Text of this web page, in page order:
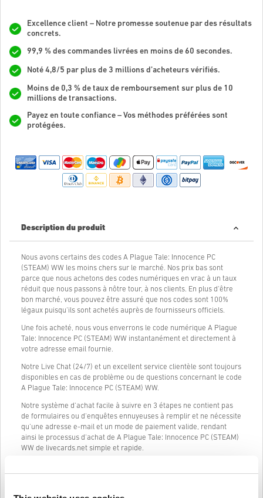
Excellence client – Notre promesse soutenue par des résultats
concrets.
99,9 % des commandes livrées en moins de 60 secondes.
Noté 4,8/5 par plus de 3 millions d’acheteurs vérifiés.
Moins de 0,3 % de taux de remboursement sur plus de 10
millions de transactions.
Payez en toute confiance – Vos méthodes préférées sont
protégées.
Description du produit
Nous avons certains des codes A Plague Tale: Innocence PC
(STEAM) WW les moins chers sur le marché. Nos prix bas sont
parce que nous achetons des codes numériques en vrac à un taux
réduit que nous passons à nôtre tour, à nos clients. En plus d'être
bon marché, vous pouvez être assuré que nos codes sont 100%
légaux puisqu'ils sont achetés auprès de fournisseurs officiels.
Une fois acheté, nous vous enverrons le code numérique A Plague
Tale: Innocence PC (STEAM) WW instantanément et directement à
votre adresse email fournie.
Notre Live Chat (24/7) et un excellent service clientèle sont toujours
disponibles en cas de problème ou de questions concernant le code
A Plague Tale: Innocence PC (STEAM) WW.
Notre système d'achat facile à suivre en 3 étapes ne contient pas
de formulaires ou d'enquêtes ennuyeuses à remplir et ne nécessite
qu'une adresse e-mail et un mode de paiement valide, rendant
ainsi le processus d'achat de A Plague Tale: Innocence PC (STEAM)
WW de livecards.net simple et rapide.